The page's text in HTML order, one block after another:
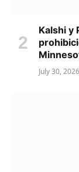
Kalshi y
July 30, 2026